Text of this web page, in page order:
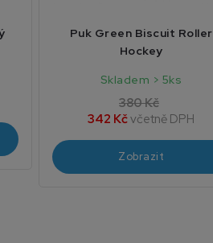
Puk Green Biscuit Roller
Hockey
Skladem > 5ks
380 Kč
342 Kčvčetně DPH
Zobrazit